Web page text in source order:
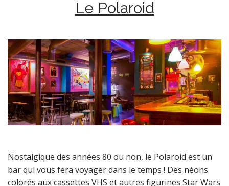
Le Polaroid
Nostalgique des années 80 ou non, le Polaroid est un
bar qui vous fera voyager dans le temps ! Des néons
colorés aux cassettes VHS et autres figurines Star Wars